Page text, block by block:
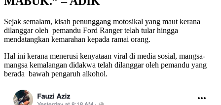
Sejak semalam, kisah penunggang motosikal yang maut kerana
dilanggar oleh pemandu Ford Ranger telah tular hingga
mendatangkan kemarahan kepada ramai orang.
Hal ini kerana menerusi kenyataan viral di media sosial, mangsa-
mangsa kemalangan didakwa telah dilanggar oleh pemandu yang
berada bawah pengaruh alkohol.